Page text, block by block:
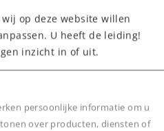
op deze website willen
U heeft de leiding!
inzicht in of uit.
persoonlijke informatie om u
over producten, diensten of